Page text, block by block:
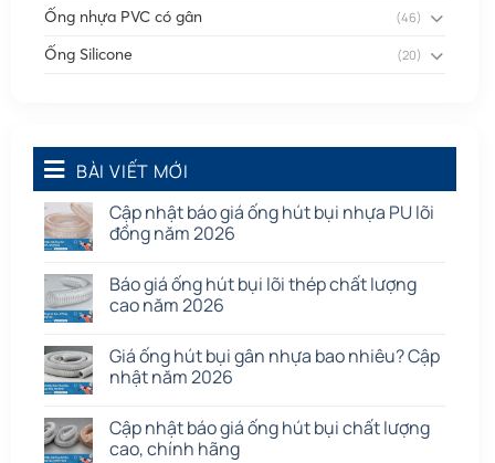
Ống nhựa PVC có gân (46)
Ống Silicone (20)
Quạt dân dụng
Tấm cao su (7)
BÀI VIẾT MỚI
Cập nhật báo giá ống hút bụi nhựa PU lõi
đồng năm 2026
Báo giá ống hút bụi lõi thép chất lượng
cao năm 2026
Giá ống hút bụi gân nhựa bao nhiêu? Cập
nhật năm 2026
Cập nhật báo giá ống hút bụi chất lượng
cao, chính hãng